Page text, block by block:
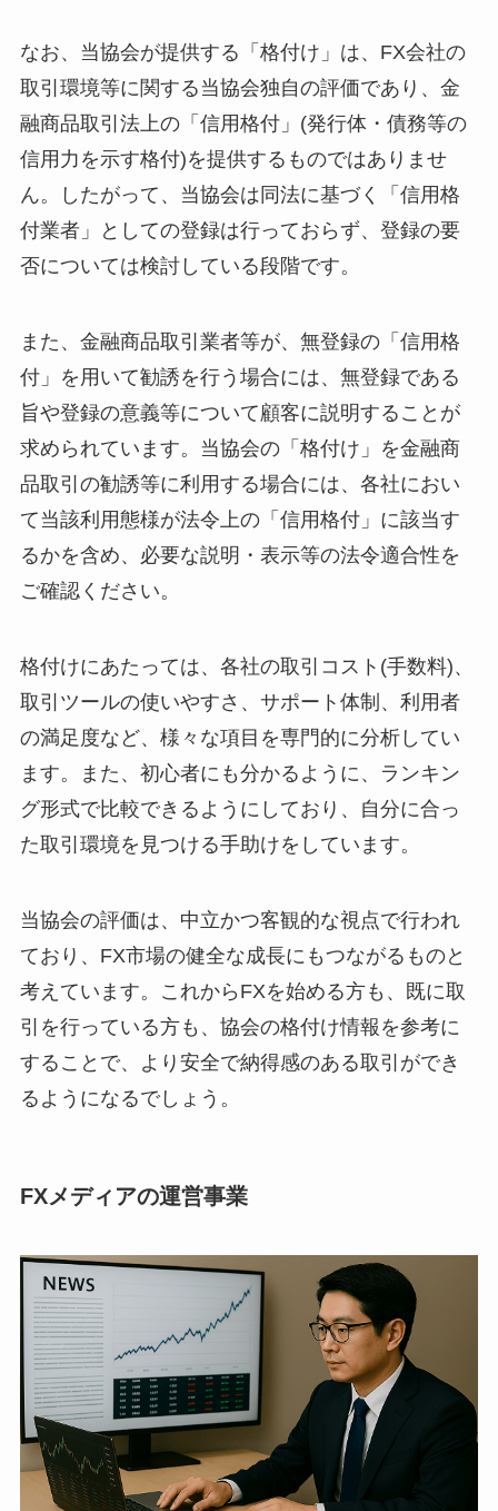
なお、当協会が提供する「格付け」は、FX会社の
取引環境等に関する当協会独自の評価であり、金
融商品取引法上の「信用格付」(発行体・債務等の
信用力を示す格付)を提供するものではありませ
ん。したがって、当協会は同法に基づく「信用格
付業者」としての登録は行っておらず、登録の要
否については検討している段階です。
また、金融商品取引業者等が、無登録の「信用格
付」を用いて勧誘を行う場合には、無登録である
旨や登録の意義等について顧客に説明することが
求められています。当協会の「格付け」を金融商
品取引の勧誘等に利用する場合には、各社におい
て当該利用態様が法令上の「信用格付」に該当す
るかを含め、必要な説明・表示等の法令適合性を
ご確認ください。
格付けにあたっては、各社の取引コスト(手数料)、
取引ツールの使いやすさ、サポート体制、利用者
の満足度など、様々な項目を専門的に分析してい
ます。また、初心者にも分かるように、ランキン
グ形式で比較できるようにしており、自分に合っ
た取引環境を見つける手助けをしています。
当協会の評価は、中立かつ客観的な視点で行われ
ており、FX市場の健全な成長にもつながるものと
考えています。これからFXを始める方も、既に取
引を行っている方も、協会の格付け情報を参考に
することで、より安全で納得感のある取引ができ
るようになるでしょう。
FXメディアの運営事業